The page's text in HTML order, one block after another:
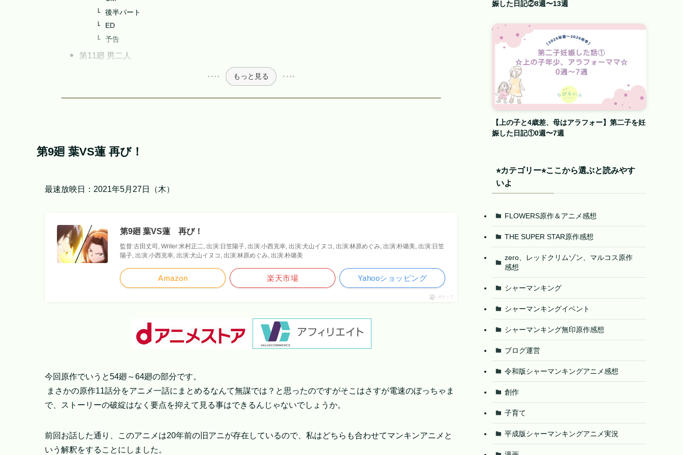
後半パート
ED
予告
第11廻 男二人
もっと見る
第9廻 葉VS蓮 再び！
最速放映日：2021年5月27日（木）
第9廻 葉VS蓮 再び！
監督:古田丈司, Writer:米村正二, 出演:日笠陽子, 出演:小西克幸, 出演:犬山イヌコ, 出演:林原めぐみ, 出演:朴璐美, 出演:日笠
陽子, 出演:小西克幸, 出演:犬山イヌコ, 出演:林原めぐみ, 出演:朴璐美
Amazon 楽天市場 Yahooショッピング
ポチップ
今回原作でいうと54廻～64廻の部分です。
まさかの原作11話分をアニメ一話にまとめるなんて無謀では？と思ったのですがそこはさすが電速のぼっちゃま
で、ストーリーの破綻はなく要点を抑えて見る事はできるんじゃないでしょうか。
前回お話した通り、このアニメは20年前の旧アニが存在しているので、私はどちらも合わせてマンキンアニメと
いう解釈をすることにしました。
娠した日記②8週〜13週
【上の子と4歳差、母はアラフォー】第二子を妊
娠した日記①0週〜7週
⭐︎カテゴリー⭐︎ここから選ぶと読みやす
いよ
FLOWERS原作＆アニメ感想
THE SUPER STAR原作感想
zero、レッドクリムゾン、マルコス原作
感想
シャーマンキング
シャーマンキングイベント
シャーマンキング無印原作感想
ブログ運営
令和版シャーマンキングアニメ感想
創作
子育て
平成版シャーマンキングアニメ実況